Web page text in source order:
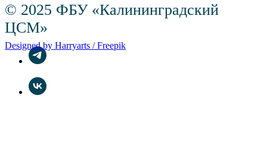
© 2025 ФБУ «Калининградский
ЦСМ»
Designed by Harryarts / Freepik